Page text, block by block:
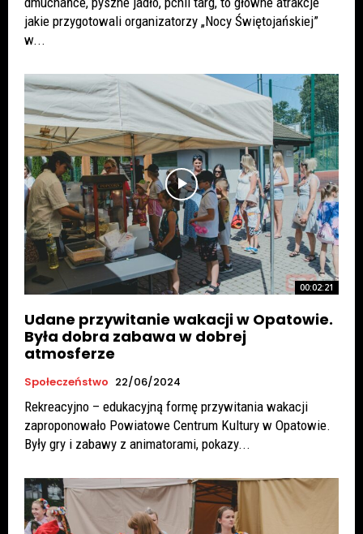
jakie przygotowali organizatorzy „Nocy Świętojańskiej”
w...
00:02:21
Udane przywitanie wakacji w Opatowie.
Była dobra zabawa w dobrej
atmosferze
Społeczeństwo 22/06/2024
Rekreacyjno – edukacyjną formę przywitania wakacji
zaproponowało Powiatowe Centrum Kultury w Opatowie.
Były gry i zabawy z animatorami, pokazy...